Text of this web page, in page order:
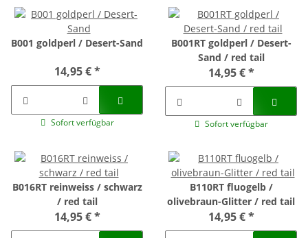
B001 goldperl / Desert-Sand
14,95 €*
Sofort verfügbar
B001RT goldperl / Desert-
Sand / red tail
14,95 €*
Sofort verfügbar
B016RT reinweiss / schwarz
/ red tail
14,95 €*
B110RT fluogelb /
olivebraun-Glitter / red tail
14,95 €*